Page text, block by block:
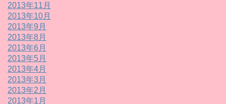
2013年11月
2013年10月
2013年9月
2013年8月
2013年6月
2013年5月
2013年4月
2013年3月
2013年2月
2013年1月